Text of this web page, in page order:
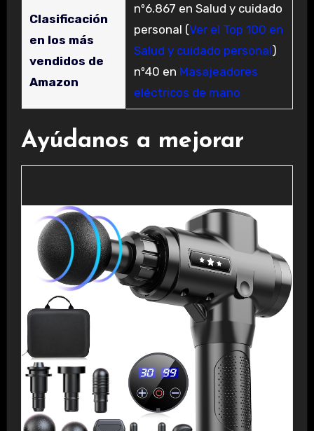
Clasificación
en los más
vendidos de
Amazon
nº6.867 en Salud y cuidado
personal (Ver el Top 100 en
Salud y cuidado personal)
nº40 en Masajeadores
eléctricos de mano
Ayúdanos a mejorar